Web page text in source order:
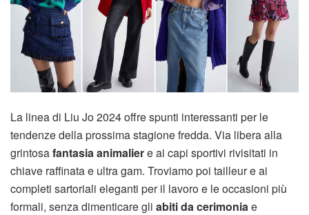
La linea di Liu Jo 2024 offre spunti interessanti per le
tendenze della prossima stagione fredda. Via libera alla
grintosafantasia animaliere ai capi sportivi rivisitati in
chiave raffinata e ultra gam. Troviamo poi tailleur e ai
completi sartoriali eleganti per il lavoro e le occasioni più
formali, senza dimenticare gli abiti da cerimonia e